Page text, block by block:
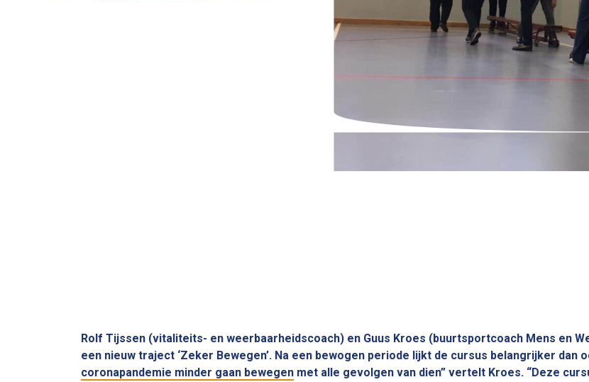
Rolf Tijssen (vitaliteits- en weerbaarheidscoach) en Guus Kroes (buurtsportcoach Mens en
een nieuw traject ‘Zeker Bewegen’. Na een bewogen periode lijkt de cursus belangrijker dan
coronapandemie minder gaan bewegen met alle gevolgen van dien” vertelt Kroes. “Deze